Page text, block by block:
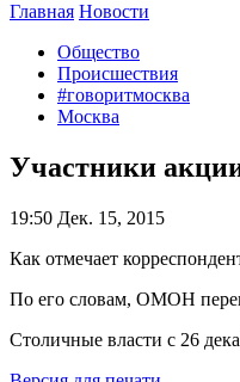
Главная Новости
Общество
Происшествия
#говоритмосква
Москва
Участники
19:50 Дек. 15, 2015
Как отмечает
По его словам, ОМОН
Столичные власти с 26